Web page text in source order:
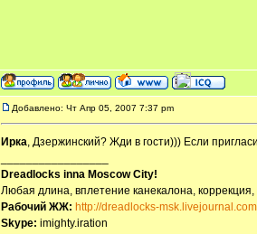
Добавлено: Чт Апр 05, 2007 7:37 pm
Ирка, Дзержинский? Жди в гости))) Если
Dreadlocks inna Moscow Сity!
Любая длина, вплетение канекалона,
Рабочий ЖЖ: http://dreadlocks-
Skype: imighty.iration